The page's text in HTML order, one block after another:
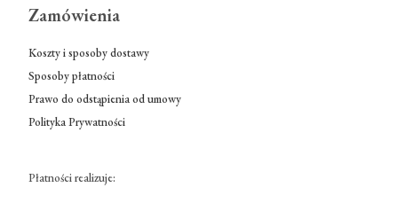
Zamówienia
Koszty i sposoby dostawy
Sposoby płatności
Prawo do odstąpienia od umowy
Polityka Prywatności
Płatności realizuje: